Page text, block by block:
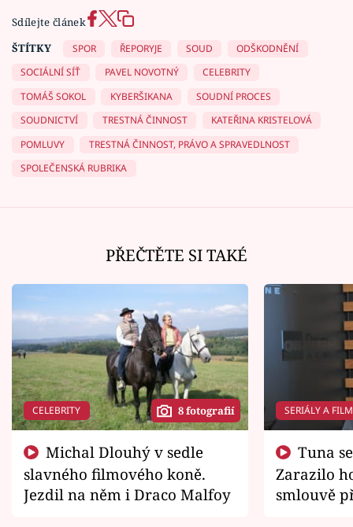
Sdílejte článek
ŠTÍTKY
SPOR ŘEPORYJE SOUD
ODŠKODNĚNÍ
SOCIÁLNÍ SÍŤ
PAVEL NOVOTNÝ
CELEBRITY
TOMÁŠ SOKOL
KYBERŠIKANA
SOUDNÍ PROCES
SOUDNICTVÍ
TRESTNÁ ČINNOST
KATEŘINA KRISTELOVÁ
POMLUVY
TRESTNÁ ČINNOST, PRÁVO A SPRAVEDLNOST
SPOLEČENSKÁ RUBRIKA
PŘEČTĚTE SI TAKÉ
CELEBRITY 8 fotografií
slavného filmového koně.
Jezdil na něm i Draco Malfoy
SERIÁLY A
Zarazilo
smlouvě